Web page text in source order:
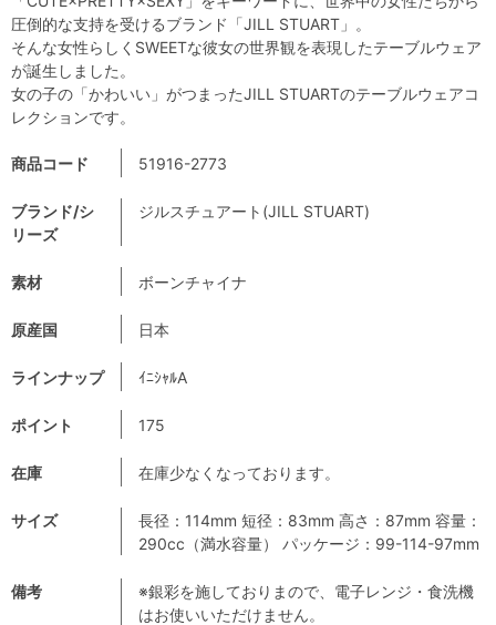
商品コード 51916-2773
ブランド/シ
リーズ
ジルスチュアート(JILL STUART)
素材 ボーンチャイナ
原産国 日本
ラインナップ ｲﾆｼｬﾙA
ポイント 175
在庫 在庫少なくなっております。
サイズ
長径：114mm 短径：83mm 高さ：87mm 容量：
290cc（満水容量） パッケージ：99-114-97mm
備考
※銀彩を施しておりまので、電子レンジ・食洗機
はお使いいただけません。
圧倒的な支持を受けるブランド「JILL STUART」。
そんな女性らしくSWEETな彼女の世界観を表現したテーブルウェア
が誕生しました。
女の子の「かわいい」がつまったJILL STUARTのテーブルウェアコ
レクションです。